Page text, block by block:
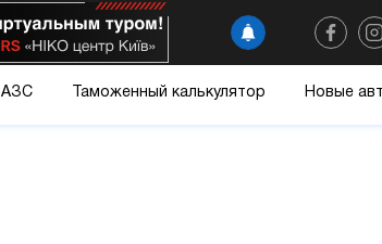
АЗС Таможенный калькулятор Новые